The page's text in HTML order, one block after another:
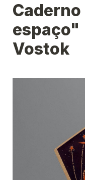
espaço"
Vostok